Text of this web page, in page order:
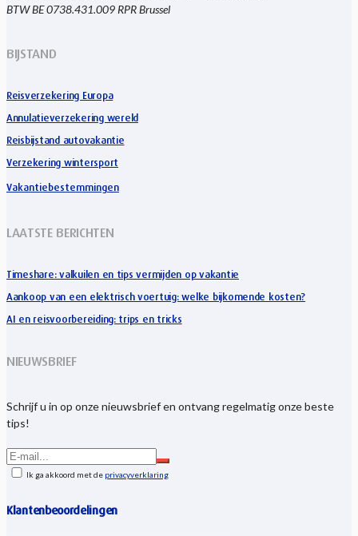
BTW BE 0738.431.009 RPR Brussel
BIJSTAND
Reisverzekering Europa
Annulatieverzekering wereld
Reisbijstand autovakantie
Verzekering wintersport
Vakantiebestemmingen
LAATSTE BERICHTEN
Timeshare: valkuilen en tips vermijden op vakantie
Aankoop van een elektrisch voertuig: welke bijkomende kosten?
AI en reisvoorbereiding: trips en tricks
NIEUWSBRIEF
Schrijf u in op onze nieuwsbrief en ontvang regelmatig onze beste
tips!
Ik ga akkoord met de privacyverklaring
Klantenbeoordelingen